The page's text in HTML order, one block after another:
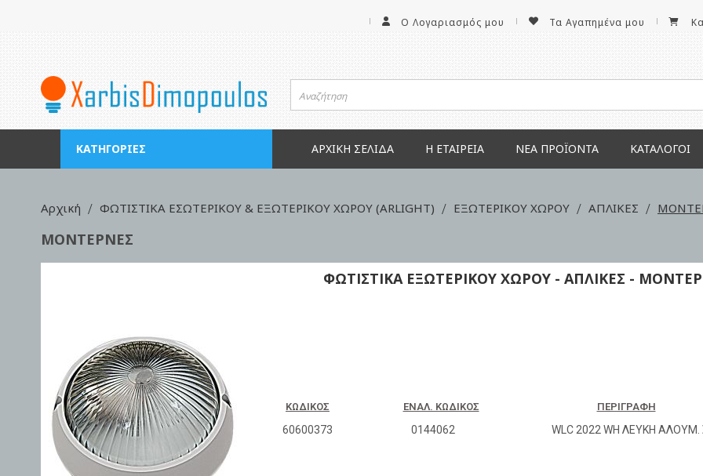
Ο Λογαριασμός μου Τα Αγαπημένα μου
ΚΑΤΗΓΟΡΊΕΣ ΑΡΧΙΚΉ ΣΕΛΊΔΑ Η ΕΤΑΙΡΕΊΑ ΝΕΑ ΠΡΟΪΌΝΤΑ ΚΑΤΆΛΟΓΟΙ
Αρχική ΦΩΤΙΣΤΙΚΑ ΕΣΩΤΕΡΙΚΟΥ & ΕΞΩΤΕΡΙΚΟΥ ΧΩΡΟΥ (ARLIGHT) ΕΞΩΤΕΡΙΚΟΥ ΧΩΡΟΥ ΑΠΛΙΚΕΣ
ΜΟΝΤΕΡΝΕΣ
ΦΩΤΙΣΤΙΚΑ ΕΞΩΤΕΡΙΚΟΥ ΧΩΡΟΥ - ΑΠΛΙΚΕΣ -
ΚΩΔΙΚΌΣ ΕΝΑΛ. ΚΩΔΙΚΌΣ ΠΕΡΙΓΡΑΦΉ
60600373 0144062 WLC 2022 WH ΛΕΥΚH